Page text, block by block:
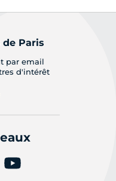
Paris
par email
d'intérêt